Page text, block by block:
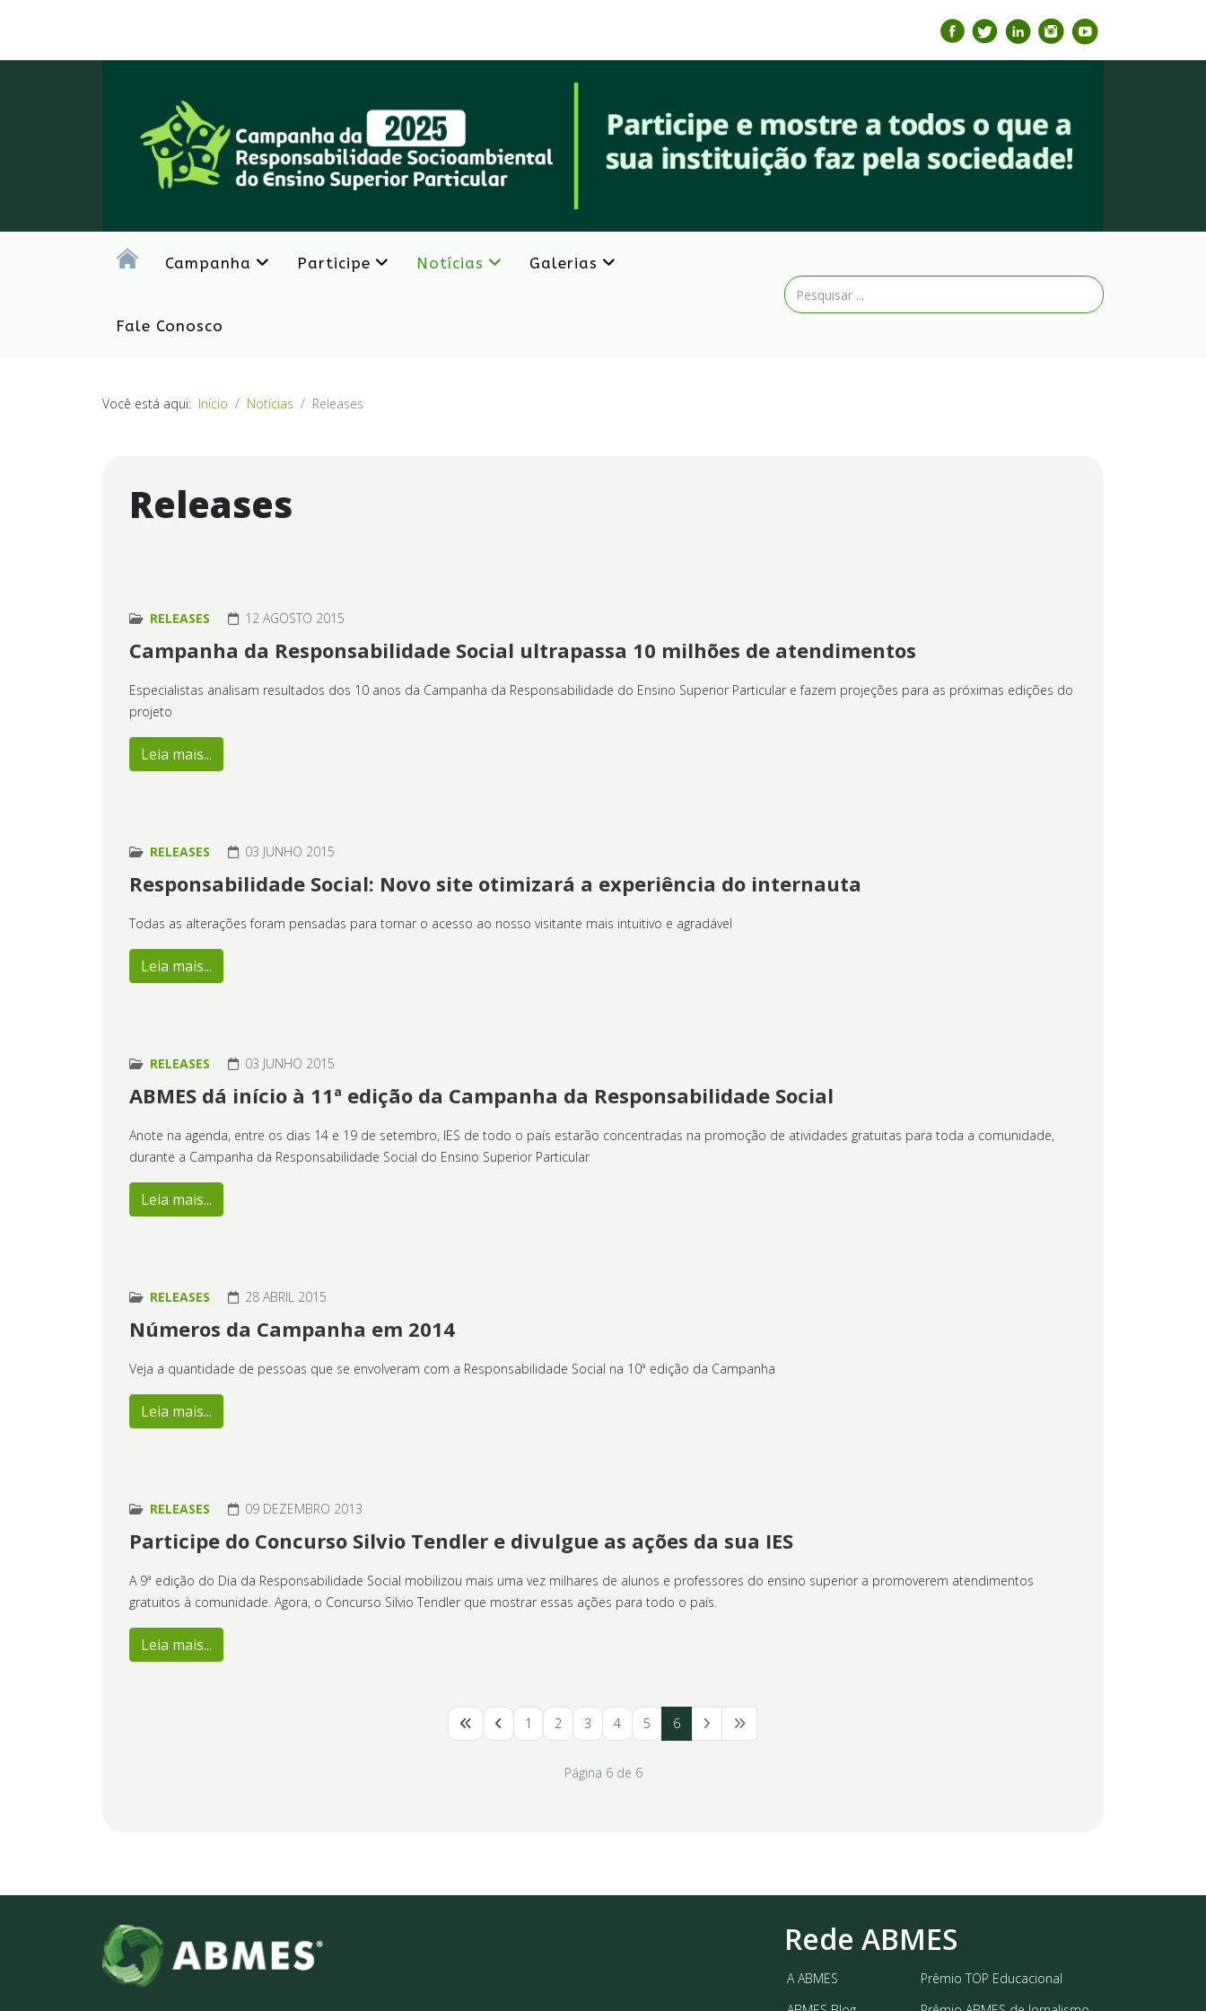
Campanha Participe Notícias Galerias
Fale Conosco
Você está aqui: Início Notícias Releases
Releases
RELEASES 12 AGOSTO 2015
Campanha da Responsabilidade Social ultrapassa 10 milhões de atendimentos
Especialistas analisam resultados dos 10 anos da Campanha da Responsabilidade do Ensino Superior Particular e fazem projeções para as próximas edições do
projeto
Leia mais...
RELEASES 03 JUNHO 2015
Responsabilidade Social: Novo site otimizará a experiência do internauta
Todas as alterações foram pensadas para tornar o acesso ao nosso visitante mais intuitivo e agradável
Leia mais...
RELEASES 03 JUNHO 2015
ABMES dá início à 11ª edição da Campanha da Responsabilidade Social
Anote na agenda, entre os dias 14 e 19 de setembro, IES de todo o país estarão concentradas na promoção de atividades gratuitas para toda a comunidade,
durante a Campanha da Responsabilidade Social do Ensino Superior Particular
Leia mais...
RELEASES 28 ABRIL 2015
Números da Campanha em 2014
Veja a quantidade de pessoas que se envolveram com a Responsabilidade Social na 10ª edição da Campanha
Leia mais...
RELEASES 09 DEZEMBRO 2013
Participe do Concurso Silvio Tendler e divulgue as ações da sua IES
A 9ª edição do Dia da Responsabilidade Social mobilizou mais uma vez milhares de alunos e professores do ensino superior a promoverem atendimentos
gratuitos à comunidade. Agora, o Concurso Silvio Tendler que mostrar essas ações para todo o país.
Leia mais...
1 2 3 4 5 6
Página 6 de 6
Rede ABMES
A ABMES
Prêmio TOP Educacional